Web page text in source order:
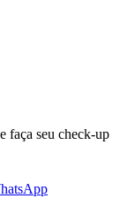
faça seu check-up